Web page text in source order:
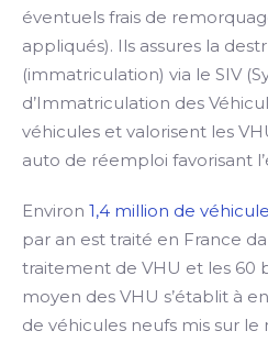
éventuels frais de
appliqués). Ils assures la
(immatriculation) via le SIV
d’Immatriculation des
véhicules et valorisent les
auto de réemploi favorisant
Environ 1,4 million de
par an est traité en France
traitement de VHU et les 60
moyen des VHU s’établit à
de véhicules neufs mis sur